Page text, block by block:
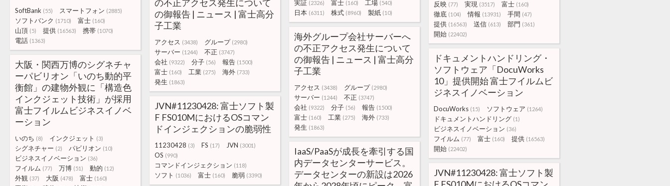
反映 (77) 実現 (3517) 富士 (160)
徹底 (104) 情報 (13931) 手間 (47)
提供 (16563) 送信 (613) 部門 (361)
開始 (22402)
実証 (2326) 富士 (160) 工場 (540)
日本 (6311) 株式 (8960) 製紙 (10)
SoftBank (55) スマートフォン (2885)
ソフトバンク (1710) 富士 (160)
山頂 (5) 提供 (16563) 携帯 (1070)
電話 (1363)
の不正アクセス発生について
の御報告 | ニュース | 富士高分
子工業
アクセス (3438) グループ (2980)
サーバー (1244) 不正 (3747)
会社 (9322) 分子 (56) 報告 (1500)
富士 (160) 工業 (275) 海外 (733)
発生 (1863)
海外グループ会社サーバーへ
の不正アクセス発生について
の御報告 | ニュース | 富士高分
子工業
アクセス (3438) グループ (2980)
サーバー (1244) 不正 (3747)
会社 (9322) 分子 (56) 報告 (1500)
富士 (160) 工業 (275) 海外 (733)
発生 (1863)
ドキュメントハンドリング・
ソフトウェア「DocuWorks
10」提供開始 富士フイルムビ
ジネスイノベーション
DocuWorks (15) ソフトウェア (1264)
ドキュメントハンドリング (1)
ビジネスイノベーション (36)
フイルム (77) 富士 (160) 提供 (16563)
開始 (22402)
大阪・関西万博のシグネチャ
ーパビリオン「いのち動的平
衡館」の建物外観に「構造色
インクジェット技術」が採用
富士フイルムビジネスイノベ
ーション
いのち (8) インクジェット (3)
シグネチャー (2) パビリオン (10)
ビジネスイノベーション (36)
フイルム (77) 万博 (51) 動的 (12)
外観 (37) 大阪 (478) 富士 (160)
JVN#11230428: 富士ソフト製
F FS010MにおけるOSコマン
ドインジェクションの脆弱性
11230428 (3) FS (17) JVN (3001)
OS (990)
コマンドインジェクション (118)
ソフト (1036) 富士 (160) 脆弱 (3390)
IaaS/PaaSが成長を牽引する国
内データセンターサービス。
データセンターの新設は2026
JVN#11230428: 富士ソフト製